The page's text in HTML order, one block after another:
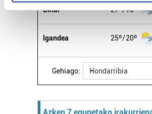
Find out more about how your personal
prozesatzen ditugu, zure IP zenbakia,
teknologia erabiliz, cookieak adibidez,
neurtzeko, jendeari buruzko
Bihar 27º 18º
Igandea 25º 20º
Gehiago: Hondarribia